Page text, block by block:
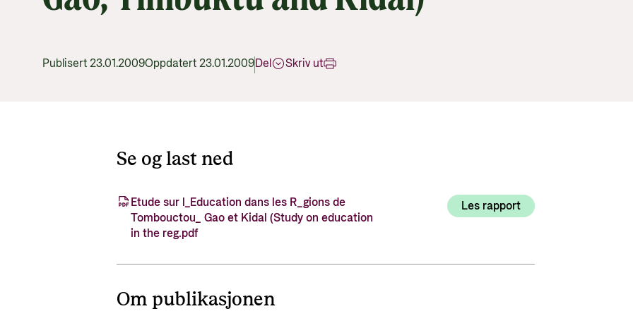
Utlysninger og tildelinger
Publisert 23.01.2009Oppdatert 23.01.2009Del Skriv ut
Se og last ned
Etude sur l_Education dans les R_gions de
Tombouctou_ Gao et Kidal (Study on education
in the reg.pdf
Les rapport
Om publikasjonen